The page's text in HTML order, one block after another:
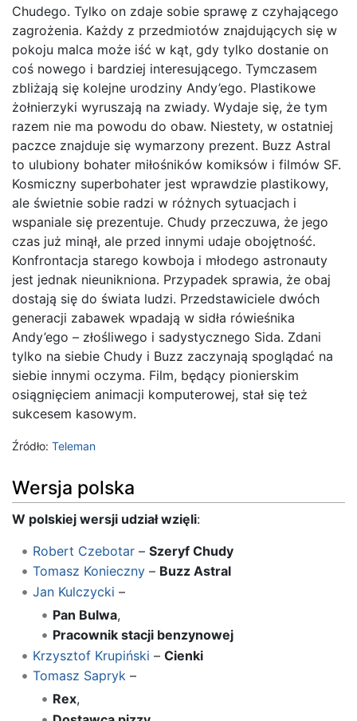
Chudego. Tylko on zdaje sobie sprawę z czyhającego
zagrożenia. Każdy z przedmiotów znajdujących się w
pokoju malca może iść w kąt, gdy tylko dostanie on
coś nowego i bardziej interesującego. Tymczasem
zbliżają się kolejne urodziny Andy’ego. Plastikowe
żołnierzyki wyruszają na zwiady. Wydaje się, że tym
razem nie ma powodu do obaw. Niestety, w ostatniej
paczce znajduje się wymarzony prezent. Buzz Astral
to ulubiony bohater miłośników komiksów i filmów SF.
Kosmiczny superbohater jest wprawdzie plastikowy,
ale świetnie sobie radzi w różnych sytuacjach i
wspaniale się prezentuje. Chudy przeczuwa, że jego
czas już minął, ale przed innymi udaje obojętność.
Konfrontacja starego kowboja i młodego astronauty
jest jednak nieunikniona. Przypadek sprawia, że obaj
dostają się do świata ludzi. Przedstawiciele dwóch
generacji zabawek wpadają w sidła rówieśnika
Andy’ego – złośliwego i sadystycznego Sida. Zdani
tylko na siebie Chudy i Buzz zaczynają spoglądać na
siebie innymi oczyma. Film, będący pionierskim
osiągnięciem animacji komputerowej, stał się też
sukcesem kasowym.
Źródło: Teleman
Wersja polska
W polskiej wersji udział wzięli:
Robert Czebotar– Szeryf Chudy
Tomasz Konieczny– Buzz Astral
Jan Kulczycki –
Pan Bulwa,
Pracownik stacji benzynowej
Krzysztof Krupiński – Cienki
Tomasz Sapryk–
Rex,